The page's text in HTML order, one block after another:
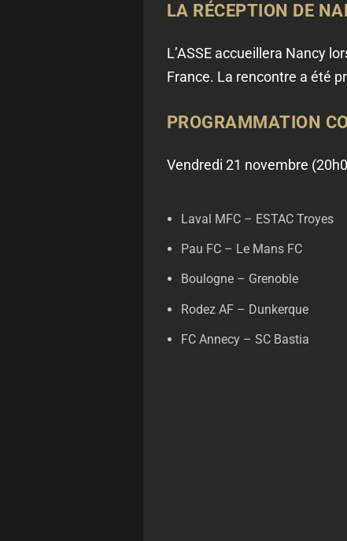
LA RÉCEPTION DE
L’ASSE accueillera Nancy
France. La rencontre a été
PROGRAMMATION
Vendredi 21 novembre
Laval MFC – ESTAC Troyes
Pau FC – Le Mans FC
Boulogne – Grenoble
Rodez AF – Dunkerque
FC Annecy – SC Bastia